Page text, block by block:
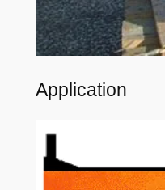
Application